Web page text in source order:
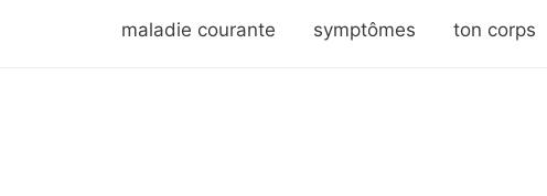
maladie courante symptômes ton corps